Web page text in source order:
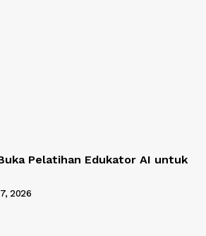
Pelatihan Edukator AI untuk
2026